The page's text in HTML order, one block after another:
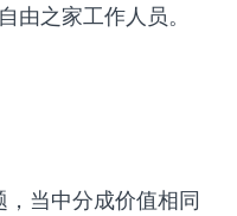
由之家工作人员。
，当中分成价值相同